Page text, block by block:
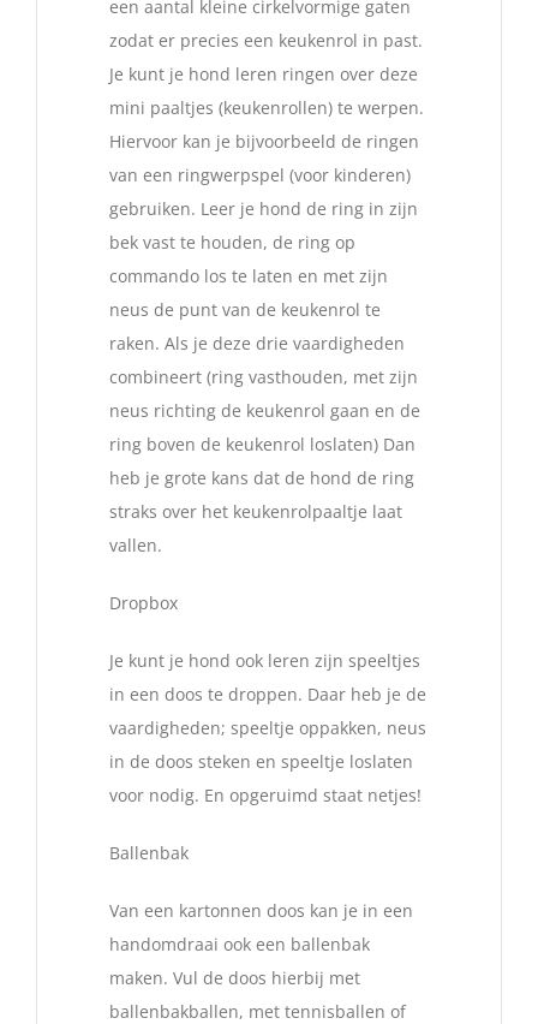
een aantal kleine cirkelvormige gaten
zodat er precies een keukenrol in past.
Je kunt je hond leren ringen over deze
mini paaltjes (keukenrollen) te werpen.
Hiervoor kan je bijvoorbeeld de ringen
van een ringwerpspel (voor kinderen)
gebruiken. Leer je hond de ring in zijn
bek vast te houden, de ring op
commando los te laten en met zijn
neus de punt van de keukenrol te
raken. Als je deze drie vaardigheden
combineert (ring vasthouden, met zijn
neus richting de keukenrol gaan en de
ring boven de keukenrol loslaten) Dan
heb je grote kans dat de hond de ring
straks over het keukenrolpaaltje laat
vallen.
Dropbox
Je kunt je hond ook leren zijn speeltjes
in een doos te droppen. Daar heb je de
vaardigheden; speeltje oppakken, neus
in de doos steken en speeltje loslaten
voor nodig. En opgeruimd staat netjes!
Ballenbak
Van een kartonnen doos kan je in een
handomdraai ook een ballenbak
maken. Vul de doos hierbij met
ballenbakballen, met tennisballen of